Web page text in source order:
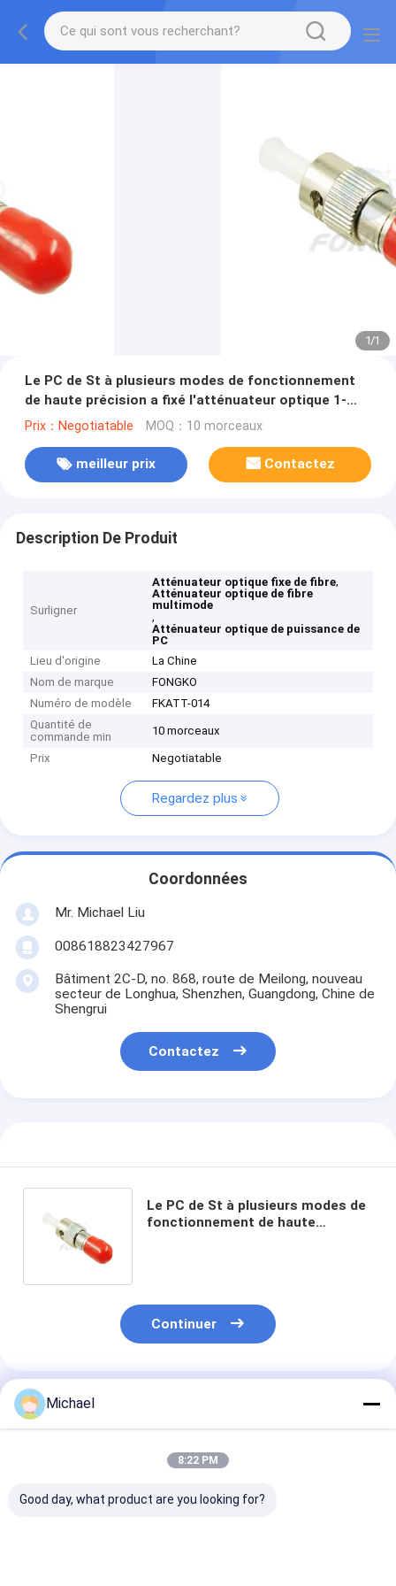
1/1
Le PC de St à plusieurs modes de fonctionnement
de haute précision a fixé l'atténuateur optique 1-
30DB de fibre
Prix：Negotiatable MOQ：10 morceaux
meilleur prix Contactez
Description De Produit
Surligner
Atténuateur optique fixe de fibre,
Atténuateur optique de fibre
multimode
,
Atténuateur optique de puissance de
PC
Lieu d'origine
La Chine
Nom de marque
FONGKO
Numéro de modèle
FKATT-014
Quantité de
commande min
10 morceaux
Prix Negotiatable
Regardez plus
Coordonnées
Mr. Michael Liu
008618823427967
Bâtiment 2C-D, no. 868, route de Meilong, nouveau
secteur de Longhua, Shenzhen, Guangdong, Chine de
Shengrui
Contactez
Le PC de St à plusieurs modes de
fonctionnement de haute
Continuer
Produits Recommandés
Michael
8:22 PM
Good day, what product are you looking for?